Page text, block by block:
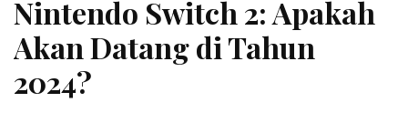
Nintendo Switch 2: Apakah
Akan Datang di Tahun
2024?